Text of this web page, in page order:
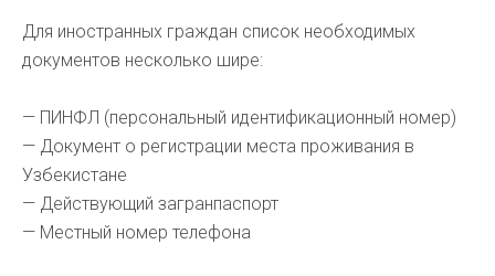
Для иностранных граждан список необходимых
документов несколько шире:
— ПИНФЛ (персональный идентификационный номер)
— Документ о регистрации места проживания в
Узбекистане
— Действующий загранпаспорт
— Местный номер телефона